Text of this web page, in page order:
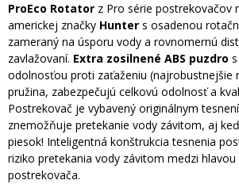
ProEco Rotator z Pro série postrekovačov
americkej značky Hunter s osadenou
zameraný na úsporu vody a rovnomernú
zavlažovaní. Extra zosilnené ABS puzdro
odolnosťou proti zaťaženiu (najrobustnejšie
pružina, zabezpečujú celkovú odolnosť a
Postrekovač je vybavený originálnym
znemožňuje pretekanie vody závitom, aj
piesok! Inteligentná konštrukcia tesnenia
riziko pretekania vody závitom medzi
postrekovača.